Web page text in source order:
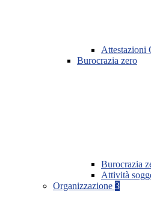
Attestazioni
Burocrazia zero
Burocrazia
Attività
Organizzazione 3